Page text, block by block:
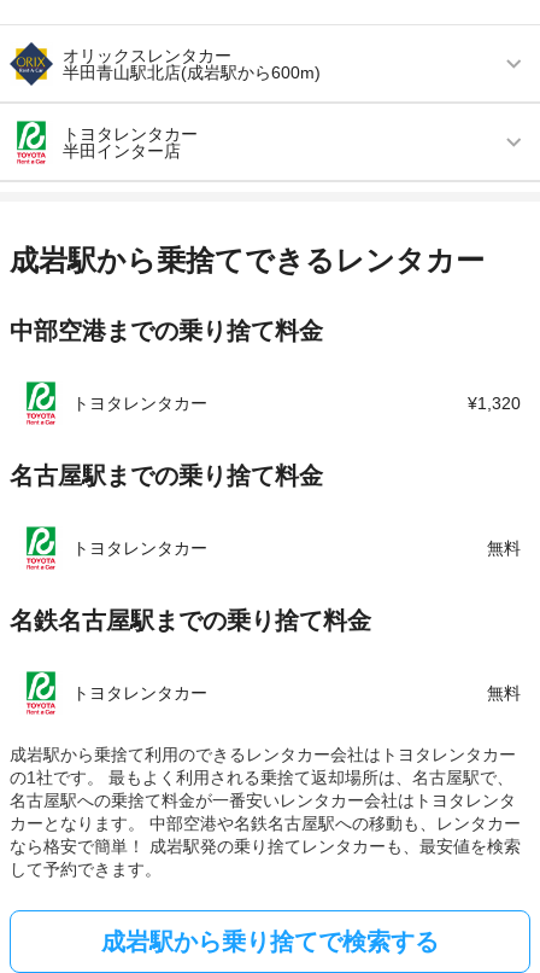
オリックスレンタカー
半田青山駅北店(成岩駅から600m)
営業時間 毎日 09:00 ～ 19:00
アクセス 青山駅より徒歩で約7分（送迎なし）
店舗詳細 店舗詳細ページはこちら
トヨタレンタカー
半田インター店
アクセス 青山駅より徒歩で約15分（送迎なし）
店舗詳細 店舗詳細ページはこちら
成岩駅から乗捨てできるレンタカー
中部空港までの乗り捨て料金
トヨタレンタカー ¥1,320
名古屋駅までの乗り捨て料金
トヨタレンタカー 無料
名鉄名古屋駅までの乗り捨て料金
トヨタレンタカー 無料
成岩駅から乗捨て利用のできるレンタカー会社はトヨタレンタカー
の1社です。 最もよく利用される乗捨て返却場所は、名古屋駅で、
名古屋駅への乗捨て料金が一番安いレンタカー会社はトヨタレンタ
カーとなります。 中部空港や名鉄名古屋駅への移動も、レンタカー
なら格安で簡単！ 成岩駅発の乗り捨てレンタカーも、最安値を検索
して予約できます。
成岩駅から乗り捨てで検索する